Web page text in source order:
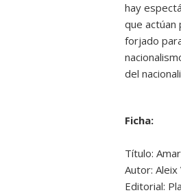
hay
que actúan
forjado
del
Ficha:
Título:
Autor: Aleix
Editorial: